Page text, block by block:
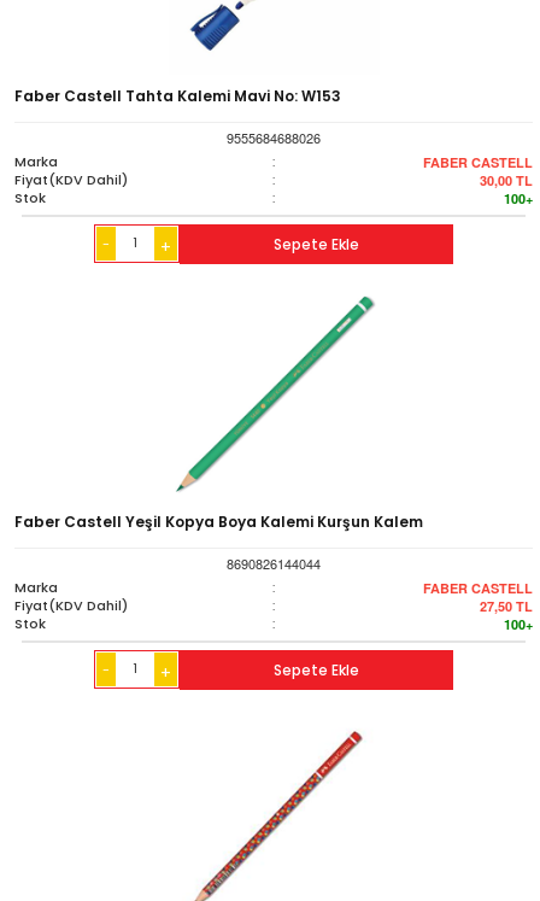
Faber Castell Tahta Kalemi Mavi No: W153
9555684688026
Marka
: FABER CASTELL
Fiyat(KDV Dahil) : 30,00 TL
Stok : 100+
- + Sepete Ekle
Faber Castell Yeşil Kopya Boya Kalemi Kurşun Kalem
8690826144044
Marka
: FABER CASTELL
Fiyat(KDV Dahil) : 27,50 TL
Stok : 100+
- + Sepete Ekle